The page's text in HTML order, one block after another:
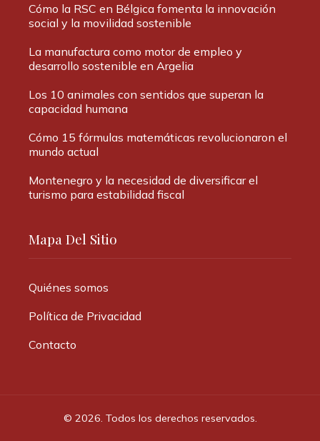
Cómo la RSC en Bélgica fomenta la innovación
social y la movilidad sostenible
La manufactura como motor de empleo y
desarrollo sostenible en Argelia
Los 10 animales con sentidos que superan la
capacidad humana
Cómo 15 fórmulas matemáticas revolucionaron el
mundo actual
Montenegro y la necesidad de diversificar el
turismo para estabilidad fiscal
Mapa Del Sitio
Quiénes somos
Política de Privacidad
Contacto
© 2026. Todos los derechos reservados.